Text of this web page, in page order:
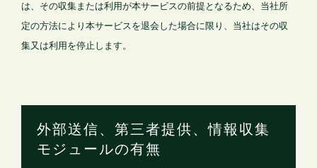
は、その収集または利用が本サービスの前提となるため、当社所
定の方法により本サービスを退会した場合に限り、当社はその収
集又は利用を停止します。
外部送信、第三者提供、情報収集
モジュールの有無